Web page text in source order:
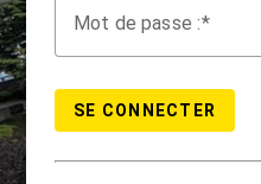
Mot de passe :
SE CONNECTER